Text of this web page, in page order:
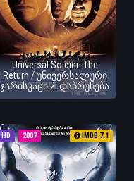
Universal Soldier: The
Return / უნივერსალური
ჯარისკაცი 2: დაბრუნება
HD 2007 IMDB 7.1